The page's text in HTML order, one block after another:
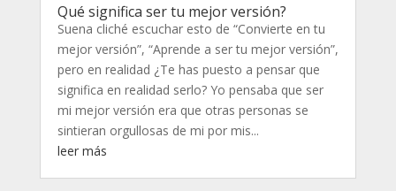
Qué significa ser tu mejor versión?
Suena cliché escuchar esto de “Convierte en tu
mejor versión”, “Aprende a ser tu mejor versión”,
pero en realidad ¿Te has puesto a pensar que
significa en realidad serlo? Yo pensaba que ser
mi mejor versión era que otras personas se
sintieran orgullosas de mi por mis...
leer más